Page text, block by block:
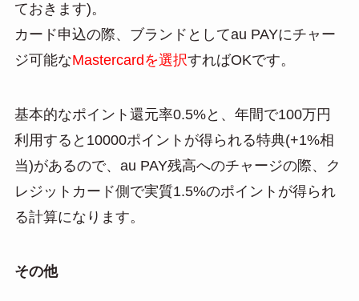
ておきます)。
カード申込の際、ブランドとしてau PAYにチャー
ジ可能なMastercardを選択すればOKです。
基本的なポイント還元率0.5%と、年間で100万円
利用すると10000ポイントが得られる特典(+1%相
当)があるので、au PAY残高へのチャージの際、ク
レジットカード側で実質1.5%のポイントが得られ
る計算になります。
その他